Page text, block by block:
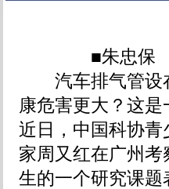
■朱忠保
汽车排气管设在
康危害更大？这
近日，中国科协
家周又红在广州
生的一个研究课